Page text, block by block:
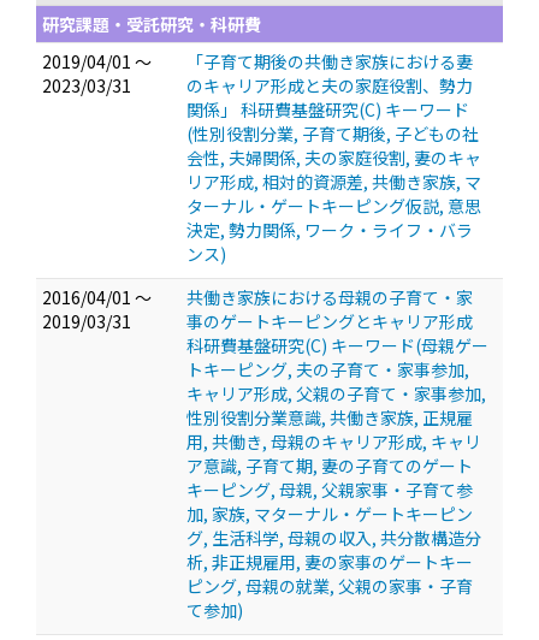
研究課題・受託研究・科研費
2019/04/01 ～
2023/03/31
「子育て期後の共働き家族における妻
のキャリア形成と夫の家庭役割、勢力
関係」 科研費基盤研究(C) キーワード
(性別役割分業, 子育て期後, 子どもの社
会性, 夫婦関係, 夫の家庭役割, 妻のキャ
リア形成, 相対的資源差, 共働き家族, マ
ターナル・ゲートキーピング仮説, 意思
決定, 勢力関係, ワーク・ライフ・バラ
ンス)
2016/04/01 ～
2019/03/31
共働き家族における母親の子育て・家
事のゲートキーピングとキャリア形成
科研費基盤研究(C) キーワード(母親ゲー
トキーピング, 夫の子育て・家事参加,
キャリア形成, 父親の子育て・家事参加,
性別役割分業意識, 共働き家族, 正規雇
用, 共働き, 母親のキャリア形成, キャリ
ア意識, 子育て期, 妻の子育てのゲート
キーピング, 母親, 父親家事・子育て参
加, 家族, マターナル・ゲートキーピン
グ, 生活科学, 母親の収入, 共分散構造分
析, 非正規雇用, 妻の家事のゲートキー
ピング, 母親の就業, 父親の家事・子育
て参加)